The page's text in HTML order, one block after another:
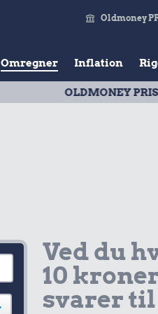
Oldmoney
Omregner Inflation
OLDMONEY PRISTAL|
Ved du
10
svarer til